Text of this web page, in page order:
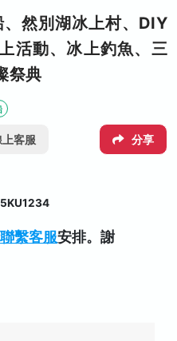
然別湖冰上村、DIY
活動、冰上釣魚、三
祭典
上客服 分享
聯繫客服安排。謝